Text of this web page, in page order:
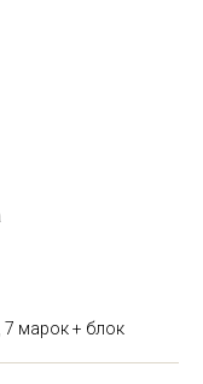
марок + блок